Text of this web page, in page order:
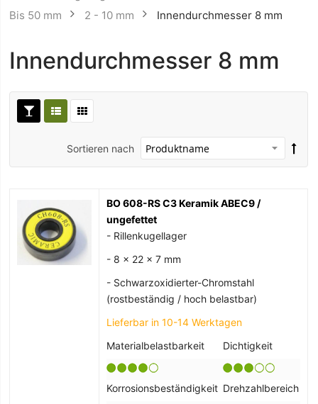
Bis 50 mm
2 - 10 mm Innendurchmesser 8 mm
Innendurchmesser 8 mm
Sortieren nach
BO 608-RS C3 Keramik ABEC9 /
ungefettet
- Rillenkugellager
- 8 x 22 x 7 mm
- Schwarzoxidierter-Chromstahl
(rostbeständig / hoch belastbar)
Lieferbar in 10-14 Werktagen
Materialbelastbarkeit
Dichtigkeit
Korrosionsbeständigkeit Drehzahlbereich